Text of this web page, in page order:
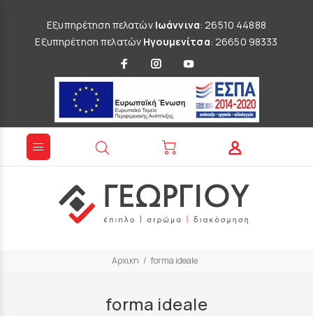
Εξυπηρέτηση πελατών Ιωάννινα: 26510 44888
Εξυπηρέτηση πελατών Ηγουμενίτσα: 26650 98333
Αρχικη forma ideale
forma ideale